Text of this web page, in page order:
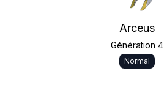
Arceus
Génération 4
Normal